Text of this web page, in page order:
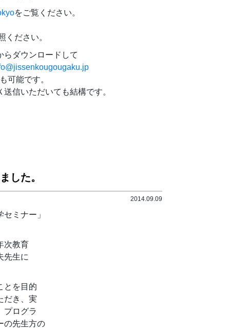
をご覧ください。
ください。
らダウンロードして
可能です。
信いただいても結構です。
した。
2014.09.09
ミナー」
次教育
先生に
とを目的
だき、実
プログラ
の先生方の